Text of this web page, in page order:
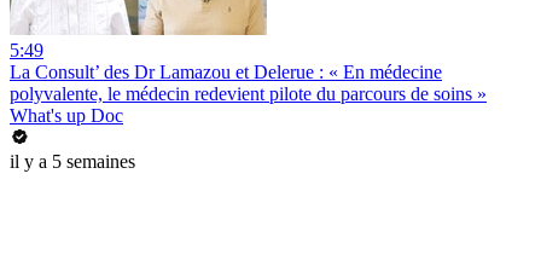
5:49
La Consult’ des Dr Lamazou et Delerue : « En médecine
polyvalente, le médecin redevient pilote du parcours de soins »
What's up Doc
il y a 5 semaines